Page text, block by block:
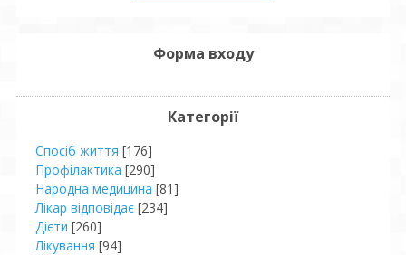
Форма входу
Категорії
Спосіб життя [176]
Профілактика [290]
Народна медицина [81]
Лікар відповідає [234]
Дієти [260]
Лікування [94]